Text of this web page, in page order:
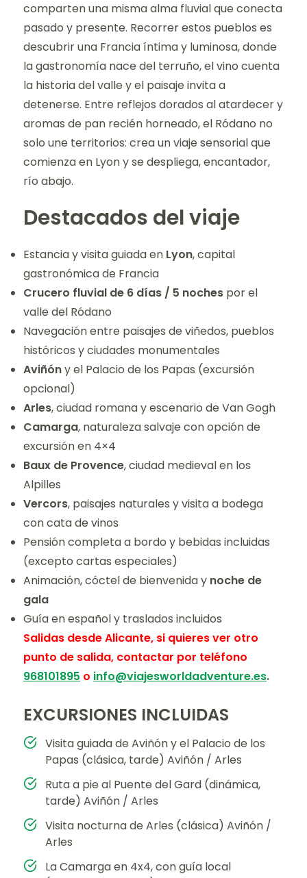
comparten una misma alma fluvial que conecta
pasado y presente. Recorrer estos pueblos es
descubrir una Francia íntima y luminosa, donde
la gastronomía nace del terruño, el vino cuenta
la historia del valle y el paisaje invita a
detenerse. Entre reflejos dorados al atardecer y
aromas de pan recién horneado, el Ródano no
solo une territorios: crea un viaje sensorial que
comienza en Lyon y se despliega, encantador,
río abajo.
Destacados del viaje
Estancia y visita guiada en Lyon, capital
gastronómica de Francia
Crucero fluvial de 6 días / 5 noches por el
valle del Ródano
Navegación entre paisajes de viñedos, pueblos
históricos y ciudades monumentales
Aviñóny el Palacio de los Papas (excursión
opcional)
Arles, ciudad romana y escenario de Van Gogh
Camarga, naturaleza salvaje con opción de
excursión en 4×4
Baux de Provence, ciudad medieval en los
Alpilles
Vercors, paisajes naturales y visita a bodega
con cata de vinos
Pensión completa a bordo y bebidas incluidas
(excepto cartas especiales)
Animación, cóctel de bienvenida y noche de
gala
Guía en español y traslados incluidos
Salidas desde Alicante, si quieres ver otro
punto de salida, contactar por teléfono
968101895 o info@viajesworldadventure.es.
EXCURSIONES INCLUIDAS
Visita guiada de Aviñón y el Palacio de los
Papas (clásica, tarde) Aviñón / Arles
Ruta a pie al Puente del Gard (dinámica,
tarde) Aviñón / Arles
Visita nocturna de Arles (clásica) Aviñón /
Arles
La Camarga en 4x4, con guía local